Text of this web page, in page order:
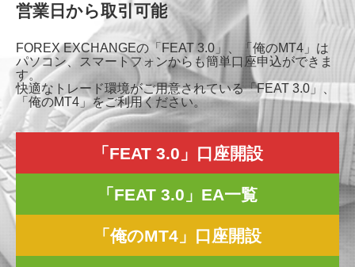
営業日から取引可能
FOREX EXCHANGEの「FEAT 3.0」、「俺のMT4」は
パソコン、スマートフォンからも簡単口座申込ができま
す。
快適なトレード環境がご用意されている「FEAT 3.0」、
「俺のMT4」をご利用ください。
「FEAT 3.0」口座開設
「FEAT 3.0」EA一覧
「俺のMT4」口座開設